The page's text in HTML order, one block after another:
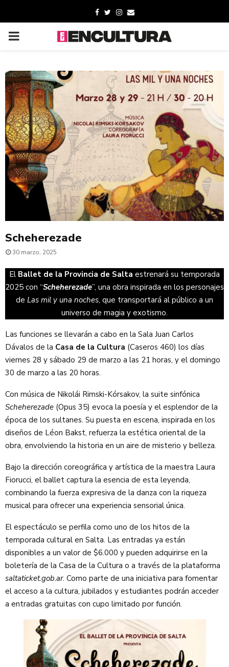
Scheherezade
30 marzo, 2025
El Ballet de la Provincia de Salta estrenará su temporada
2025 con “Scheherezade”, una obra inspirada en los personajes
de Las mil y una noches, que transportará al público a un
universo de magia y exotismo.
Las funciones se llevarán a cabo en la Sala Juan Carlos
Dávalos de la Casa de la Cultura (Caseros 460) los días
viernes 28 y sábado 29 de marzo a las 21 horas, y el domingo
30 de marzo a las 20 horas.
Con música de Nikolái Rimski-Kórsakov, la suite sinfónica
Scheherezade (Opus 35) evoca la poesía y el esplendor de la
época de los sultanes. Su puesta en escena, inspirada en los
diseños de Léon Bakst, refuerza la estética oriental de la
obra, envolviendo la historia en un aire de misterio y belleza.
Bajo la dirección coreográfica y artística de la maestra Laura
Fiorucci, el ballet captura la esencia de esta leyenda,
combinando la fuerza expresiva de la danza con la riqueza
musical para ofrecer una experiencia sensorial única.
El espectáculo se perfila como uno de los hitos de la
temporada cultural en Salta. Las entradas ya están
disponibles a un valor de $6.000 y pueden adquirirse en la
boletería de la Casa de la Cultura o a través de la plataforma
saltaticket.gob.ar. Como parte de una iniciativa para fomentar
el acceso a la cultura, jubilados y estudiantes podrán acceder
a entradas gratuitas con cupo limitado por función.